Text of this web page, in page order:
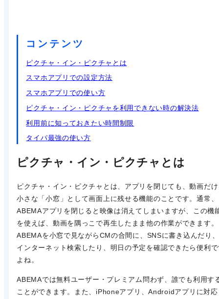
コンテンツ
ピクチャ・イン・ピクチャとは
スマホアプリでの設定方法
スマホアプリでの使い方
ピクチャ・イン・ピクチャを利用できない時の解決法
利用前に知っておきたい時間制限
タイパ最強の使い方
ピクチャ・イン・ピクチャとは
ピクチャ・イン・ピクチャとは、アプリを閉じても、動画だ
小さな「小窓」として画面上に残せる機能のことです。通常、
ABEMAアプリを閉じると映像は消えてしまいますが、この機
を使えば、動画を隅っこで再生したまま他の作業ができます。
ABEMAを小窓で見ながらCMの合間に、SNSに書き込んだり、
インターネット検索したり、明日の予定を確認できたら便利
よね。
ABEMAでは無料ユーザー・プレミアム問わず、誰でも利用す
ことができます。また、iPhoneアプリ、Androidアプリに対